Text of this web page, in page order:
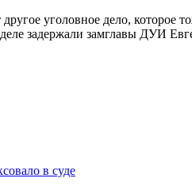
уголовное дело,
задержали замглавы ДУИ
в суде